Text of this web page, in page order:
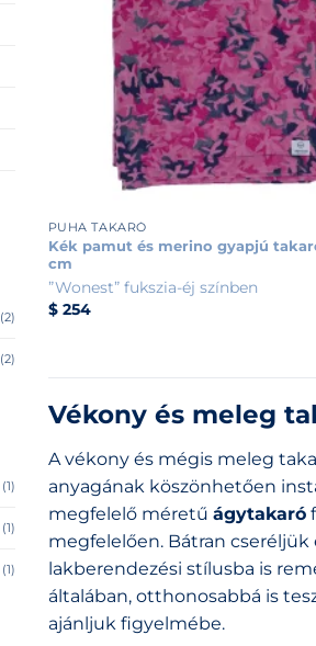
(2)
(2)
(1)
(1)
(1)
PUHA TAKARÓ
Kék pamut és merino gyapjú
cm
”Wonest” fukszia-éj színben
$254
Vékony és meleg
A vékony és mégis meleg
anyagának köszönhetően
megfelelő méretű ágytakaró
megfelelően. Bátran
lakberendezési stílusba is
általában, otthonosabbá is
ajánljuk figyelmébe.